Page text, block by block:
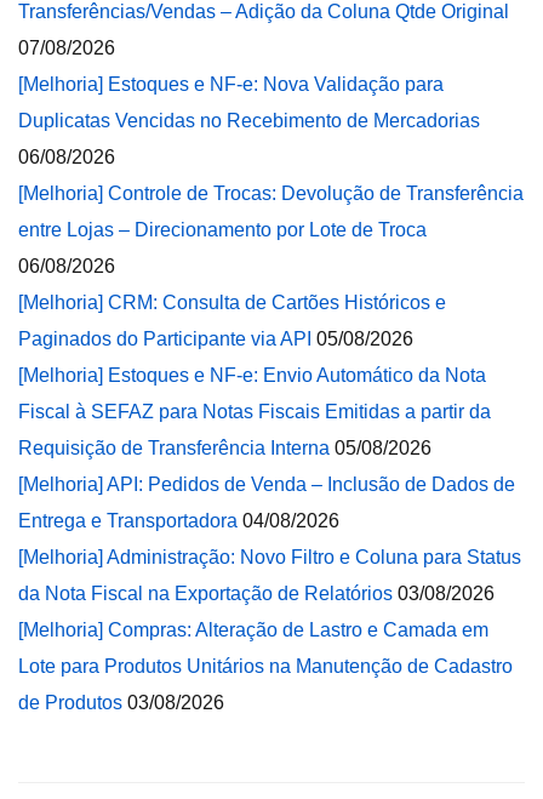
Transferências/Vendas – Adição da Coluna Qtde Original
07/08/2026
[Melhoria] Estoques e NF-e: Nova Validação para
Duplicatas Vencidas no Recebimento de Mercadorias
06/08/2026
[Melhoria] Controle de Trocas: Devolução de Transferência
entre Lojas – Direcionamento por Lote de Troca
06/08/2026
[Melhoria] CRM: Consulta de Cartões Históricos e
Paginados do Participante via API 05/08/2026
[Melhoria] Estoques e NF-e: Envio Automático da Nota
Fiscal à SEFAZ para Notas Fiscais Emitidas a partir da
Requisição de Transferência Interna 05/08/2026
[Melhoria] API: Pedidos de Venda – Inclusão de Dados de
Entrega e Transportadora 04/08/2026
[Melhoria] Administração: Novo Filtro e Coluna para Status
da Nota Fiscal na Exportação de Relatórios 03/08/2026
[Melhoria] Compras: Alteração de Lastro e Camada em
Lote para Produtos Unitários na Manutenção de Cadastro
de Produtos 03/08/2026